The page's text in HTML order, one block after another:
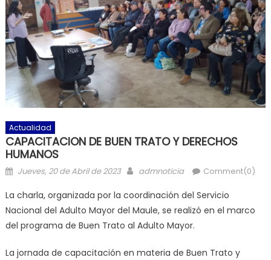
Actualidad
CAPACITACION DE BUEN TRATO Y DERECHOS
HUMANOS
Posted on
Jueves, 20 de Abril de 2023 Author
admnoticia Comment(0)
La charla, organizada por la coordinación del Servicio
Nacional del Adulto Mayor del Maule, se realizó en el marco
del programa de Buen Trato al Adulto Mayor.
La jornada de capacitación en materia de Buen Trato y